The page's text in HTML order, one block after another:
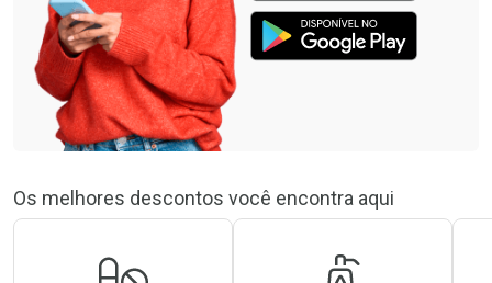
Os melhores descontos você encontra aqui